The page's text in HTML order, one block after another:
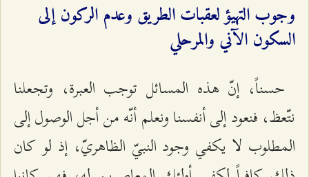
وجوب التهيؤ لعقبات الطريق وعدم الركون إلى
السكون الآني والمرحلي
حسناً، إنّ هذه المسائل توجب العبرة، وتجعلنا
نتّعظ، فنعود إلى أنفسنا ونعلم أنّه من أجل الوصول إلى
المطلوب لا يكفي وجود النبيّ الظاهريّ، إذ لو كان